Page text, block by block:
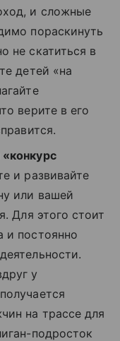
и сложные
пораскинуть
не скатиться в
детей «на
верите в его
и развивайте
или вашей
Для этого стоит
и постоянно
у
на трассе для
подросток